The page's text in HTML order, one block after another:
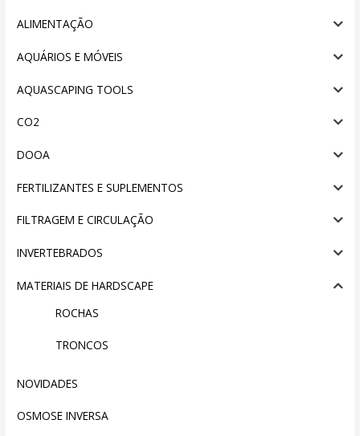
ALIMENTAÇÃO
AQUÁRIOS E MÓVEIS
AQUASCAPING TOOLS
CO2
DOOA
FERTILIZANTES E SUPLEMENTOS
FILTRAGEM E CIRCULAÇÃO
INVERTEBRADOS
MATERIAIS DE HARDSCAPE
ROCHAS
TRONCOS
NOVIDADES
OSMOSE INVERSA